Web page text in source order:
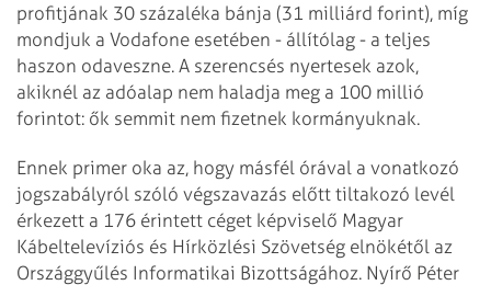
profitjának 30 százaléka bánja (31 milliárd forint), míg
mondjuk a Vodafone esetében - állítólag - a teljes
haszon odaveszne. A szerencsés nyertesek azok,
akiknél az adóalap nem haladja meg a 100 millió
forintot: ők semmit nem fizetnek kormányuknak.
Ennek primer oka az, hogy másfél órával a vonatkozó
jogszabályról szóló végszavazás előtt tiltakozó levél
érkezett a 176 érintett céget képviselő Magyar
Kábeltelevíziós és Hírközlési Szövetség elnökétől az
Országgyűlés Informatikai Bizottságához. Nyírő Péter